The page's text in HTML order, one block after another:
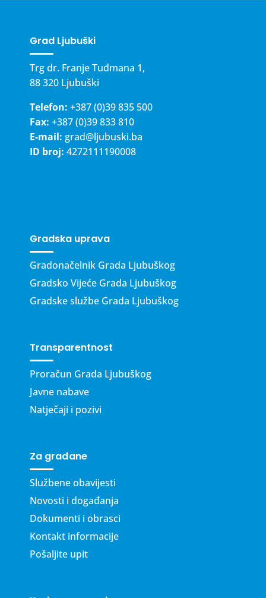
Grad Ljubuški
Trg dr. Franje Tuđmana 1,
88 320 Ljubuški
Telefon: +387 (0)39 835 500
Fax: +387 (0)39 833 810
E-mail: grad@ljubuski.ba
ID broj: 4272111190008
Gradska uprava
Gradonačelnik Grada Ljubuškog
Gradsko Vijeće Grada Ljubuškog
Gradske službe Grada Ljubuškog
Transparentnost
Proračun Grada Ljubuškog
Javne nabave
Natječaji i pozivi
Za građane
Službene obavijesti
Novosti i događanja
Dokumenti i obrasci
Kontakt informacije
Pošaljite upit